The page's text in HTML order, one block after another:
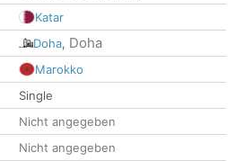
Katar
Doha, Doha
Marokko
Single
Nicht angegeben
Nicht angegeben